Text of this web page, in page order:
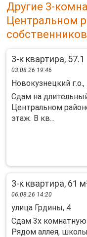
Другие 3-
Центральном
собственников
3-к квартира, 57.1
03.08.26 19:46
Новокузнецкий
Сдам на
Центральном
этаж. В кв...
3-к квартира, 61
06.08.26 14:20
улица Грдины, 4
Сдам 3х комнатную
Рядом аллея,